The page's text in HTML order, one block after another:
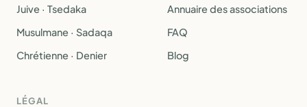
Juive · Tsedaka
Musulmane · Sadaqa
Chrétienne · Denier
Annuaire des associations
FAQ
Blog
LÉGAL